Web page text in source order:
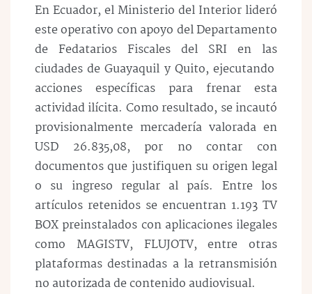
En Ecuador, el Ministerio del Interior lideró
este operativo con apoyo del Departamento
de Fedatarios Fiscales del SRI en las
ciudades de Guayaquil y Quito, ejecutando
acciones específicas para frenar esta
actividad ilícita. Como resultado, se incautó
provisionalmente mercadería valorada en
USD 26.835,08, por no contar con
documentos que justifiquen su origen legal
o su ingreso regular al país. Entre los
artículos retenidos se encuentran 1.193 TV
BOX preinstalados con aplicaciones ilegales
como MAGISTV, FLUJOTV, entre otras
plataformas destinadas a la retransmisión
no autorizada de contenido audiovisual.